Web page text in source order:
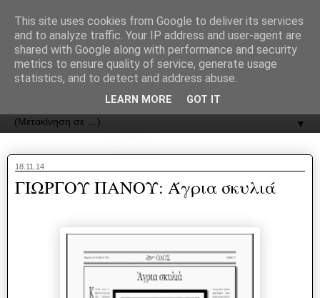
ΟΔΟΣ
▼
18.11.14
ΓΙΩΡΓΟΥ ΠΑΝΟΥ: Άγρια σκυλιά
This site uses cookies from Google to deliver its services
and to analyze traffic. Your IP address and user-agent are
shared with Google along with performance and security
metrics to ensure quality of service, generate usage
statistics, and to detect and address abuse.
LEARN MORE GOT IT